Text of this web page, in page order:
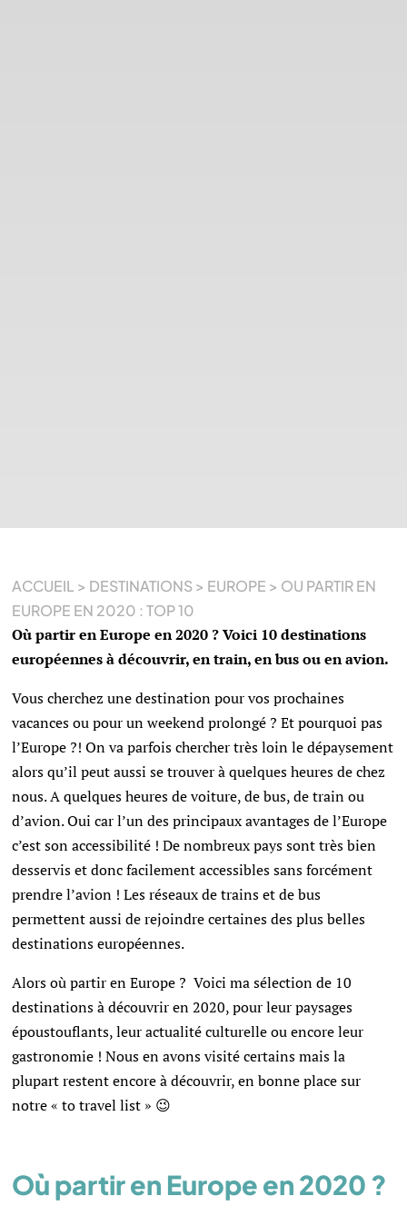
ACCUEIL > DESTINATIONS> EUROPE > OU PARTIR EN
EUROPE EN 2020 : TOP 10
Où partir en Europe en 2020 ? Voici 10 destinations
européennes à découvrir, en train, en bus ou en avion.
Vous cherchez une destination pour vos prochaines
vacances ou pour un weekend prolongé ? Et pourquoi pas
l’Europe ?! On va parfois chercher très loin le dépaysement
alors qu’il peut aussi se trouver à quelques heures de chez
nous. A quelques heures de voiture, de bus, de train ou
d’avion. Oui car l’un des principaux avantages de l’Europe
c’est son accessibilité ! De nombreux pays sont très bien
desservis et donc facilement accessibles sans forcément
prendre l’avion ! Les réseaux de trains et de bus
permettent aussi de rejoindre certaines des plus belles
destinations européennes.
Alors où partir en Europe ? Voici ma sélection de 10
destinations à découvrir en 2020, pour leur paysages
époustouflants, leur actualité culturelle ou encore leur
gastronomie ! Nous en avons visité certains mais la
plupart restent encore à découvrir, en bonne place sur
notre « to travel list » 😉
Où partir en Europe en 2020 ?